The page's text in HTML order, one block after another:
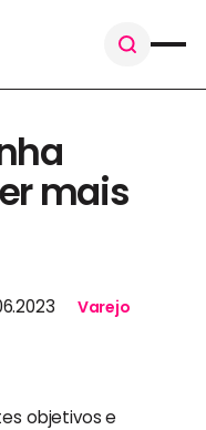
mais
Varejo
objetivos e